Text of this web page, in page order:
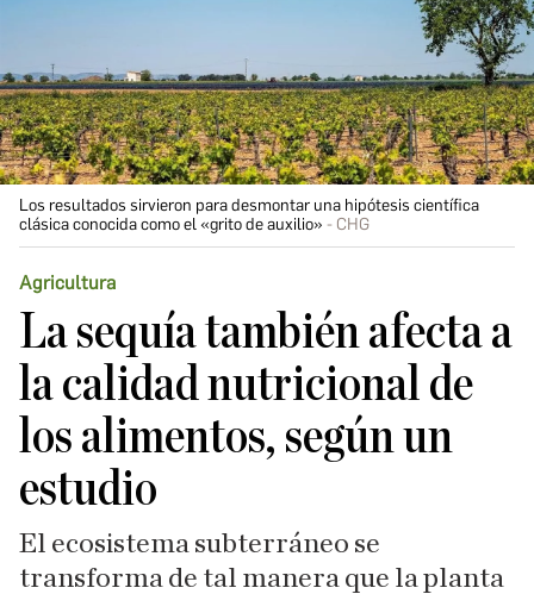
Los resultados sirvieron para desmontar una hipótesis científica
clásica conocida como el «grito de auxilio»
CHG
Agricultura
La sequía también afecta a
la calidad nutricional de
los alimentos, según un
estudio
El ecosistema subterráneo se
transforma de tal manera que la planta